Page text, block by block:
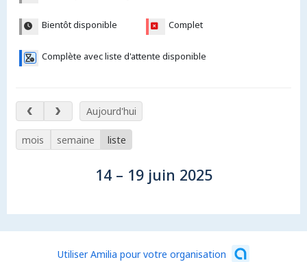
Bientôt disponible Complet
Complète avec liste d'attente disponible
14 – 19 juin 2025
Aujourd'hui
mois semaine liste
14 – 19 juin 2025
Utiliser Amilia pour votre organisation